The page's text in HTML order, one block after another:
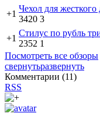
+1
Чехол для жесткого
3420 3
+1
Стилус по рубль
2352 1
Посмотреть все обзоры
свернутьразвернуть
Комментарии (11)
RSS